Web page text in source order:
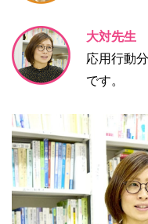
大対先生
応用行動
です。